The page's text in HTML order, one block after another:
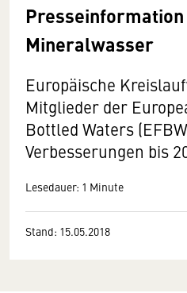
Mineralwasser
Europäische
Mitglieder der
Bottled Waters
Verbesserungen bis
Lesedauer: 1 Minute
Stand: 15.05.2018